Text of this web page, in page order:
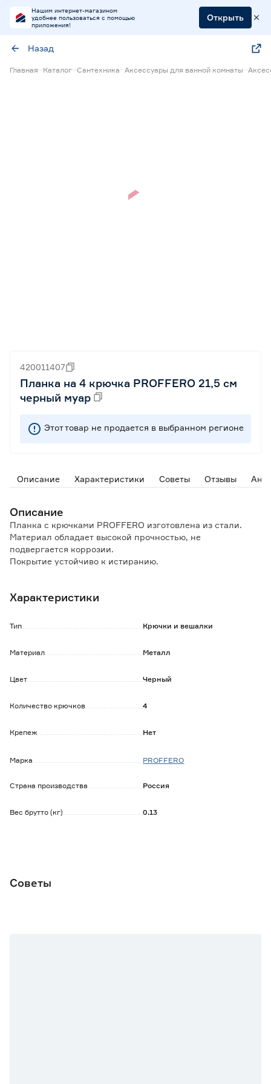
Нашим интернет-магазином
удобнее пользоваться с помощью
приложения!
Открыть
Назад
Главная Каталог Сантехника Аксессуары для ванной комнаты
420011407
Планка на 4 крючка PROFFERO 21,5 см
черный муар
Этот товар не продается в выбранном регионе
Описание Характеристики Советы Отзывы
Описание
Планка с крючками PROFFERO изготовлена из стали.
Материал обладает высокой прочностью, не
подвергается коррозии.
Покрытие устойчиво к истиранию.
Характеристики
Тип Крючки и вешалки
Материал Металл
Цвет Черный
Количество крючков 4
Крепеж Нет
Марка PROFFERO
Страна производства Россия
Вес брутто (кг) 0.13
Советы